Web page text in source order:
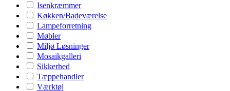
Isenkræmmer
Køkken/Badeværelse
Lampeforretning
Møbler
Miljø Løsninger
Mosaikgalleri
Sikkerhed
Tæppehandler
Værktøj